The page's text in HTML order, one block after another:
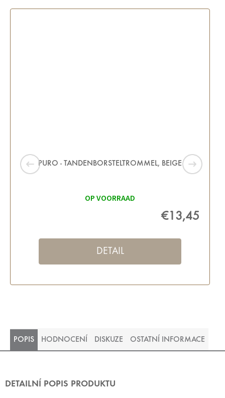
PURO - TANDENBORSTELTROMMEL, BEIGE
OP VOORRAAD
€13,45
DETAIL
POPIS HODNOCENÍ DISKUZE OSTATNÍ INFORMACE
DETAILNÍ POPIS PRODUKTU